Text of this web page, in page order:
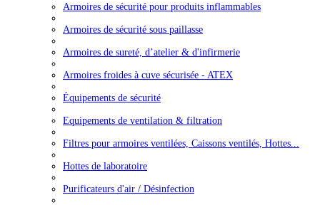
Armoires de sécurité pour produits inflammables
Armoires de sécurité sous paillasse
Armoires de sureté, d’atelier & d'infirmerie
Armoires froides à cuve sécurisée - ATEX
Équipements de sécurité
Equipements de ventilation & filtration
Filtres pour armoires ventilées, Caissons ventilés, Hottes...
Hottes de laboratoire
Purificateurs d'air / Désinfection